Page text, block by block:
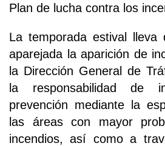
Plan de lucha contra los
La temporada estival lleva
aparejada la aparición de
la Dirección General de
la responsabilidad de
prevención mediante la
las áreas con mayor
incendios, así como a